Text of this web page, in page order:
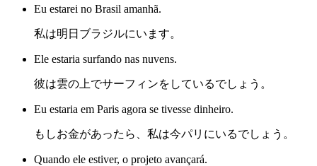
Eu estarei no Brasil amanhã.
私は明日ブラジルにいます。
Ele estaria surfando nas nuvens.
彼は雲の上でサーフィンをしているでしょう。
Eu estaria em Paris agora se tivesse dinheiro.
もしお金があったら、私は今パリにいるでしょう。
Quando ele estiver, o projeto avançará.